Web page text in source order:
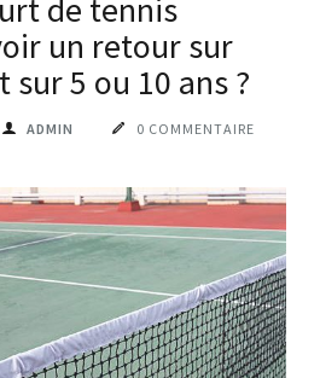
de tennis
un retour sur
5 ou 10 ans ?
ADMIN 0 COMMENTAIRE